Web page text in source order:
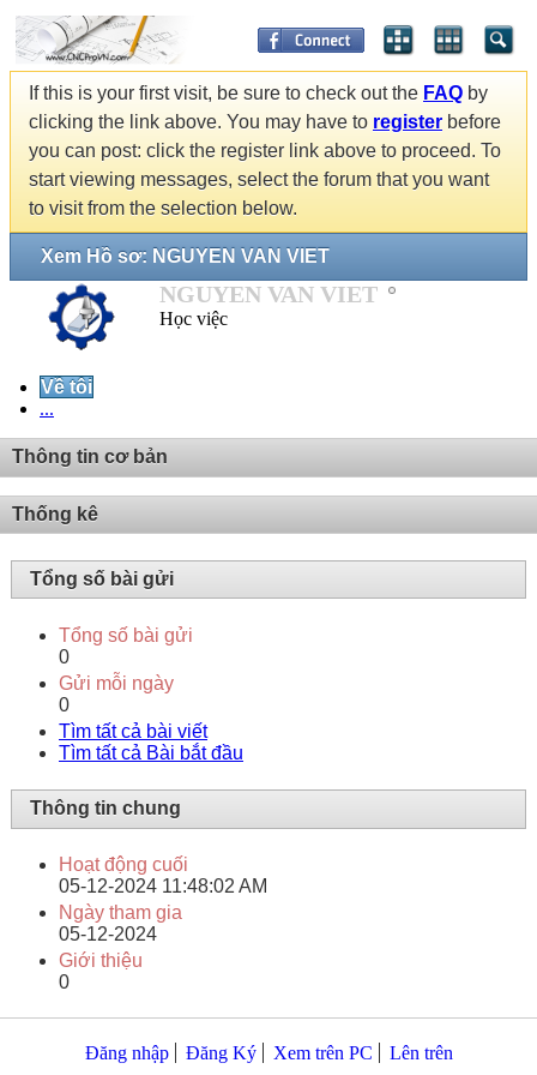
If this is your first visit, be sure to check out the FAQ by
clicking the link above. You may have to register before
you can post: click the register link above to proceed. To
start viewing messages, select the forum that you want
to visit from the selection below.
Xem Hồ sơ: NGUYEN VAN VIET
NGUYEN VAN VIET
Học việc
Về tôi
...
Thông tin cơ bản
Thống kê
Tổng số bài gửi
Tổng số bài gửi
0
Gửi mỗi ngày
0
Tìm tất cả bài viết
Tìm tất cả Bài bắt đầu
Thông tin chung
Hoạt động cuối
05-12-2024 11:48:02 AM
Ngày tham gia
05-12-2024
Giới thiệu
0
Đăng nhập Đăng Ký Xem trên PC Lên trên